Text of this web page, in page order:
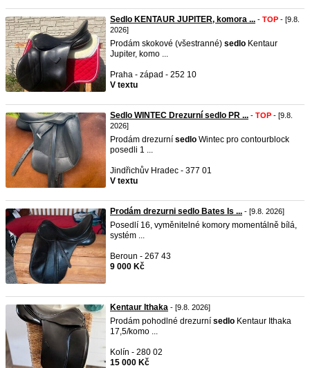
Sedlo KENTAUR JUPITER, komora ... - TOP - [9.8.
2026]
Prodám skokové (všestranné) sedlo Kentaur
Jupiter, komo ...
Praha - západ - 252 10
V textu
Sedlo WINTEC Drezurní sedlo PR ... - TOP - [9.8.
2026]
Prodám drezurní sedlo Wintec pro contourblock
posedli 1 ...
Jindřichův Hradec - 377 01
V textu
Prodám drezurni sedlo Bates Is ... - [9.8. 2026]
Posedlí 16, vyměnitelné komory momentálně bílá,
systém ...
Beroun - 267 43
9 000 Kč
Kentaur Ithaka - [9.8. 2026]
Prodám pohodlné drezurní sedlo Kentaur Ithaka
17,5/komo ...
Kolín - 280 02
15 000 Kč